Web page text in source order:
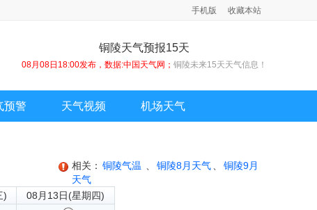
手机版 收藏本站
铜陵天气预报15天
08月08日18:00发布，数据:中国天气网； 铜陵未来15天天气信息！
预警 天气视频 机场天气
相关： 铜陵气温 铜陵8月天气
铜陵9月
天气
) 08月13日(星期四)